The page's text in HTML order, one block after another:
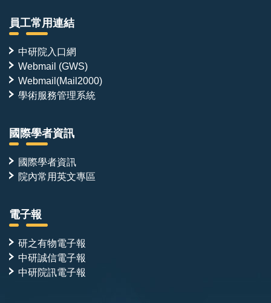
員工常用連結
中研院入口網
Webmail (GWS)
Webmail(Mail2000)
學術服務管理系統
國際學者資訊
國際學者資訊
院內常用英文專區
電子報
研之有物電子報
中研誠信電子報
中研院訊電子報